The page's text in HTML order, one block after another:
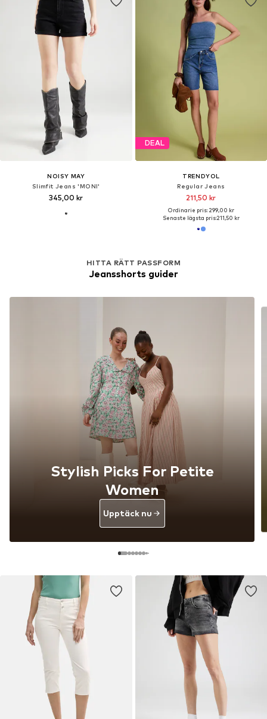
NOISY MAY
Slimfit Jeans 'MONI'
345,00 kr
DEAL
TRENDYOL
Regular Jeans
211,50 kr
Ordinarie pris: 299,00 kr
Senaste lägsta pris:211,50 kr
HITTA RÄTT PASSFORM
Jeansshorts guider
Stylish Picks For Petite
Women
Upptäck nu